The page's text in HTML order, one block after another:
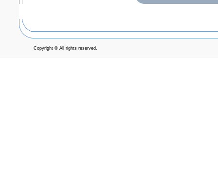
Copyright © All rights reserved.